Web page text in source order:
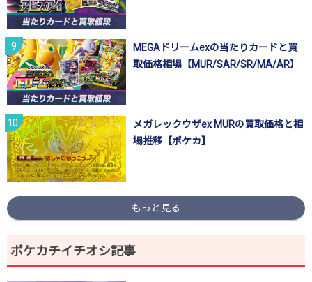
MEGAドリームexの当たりカードと買
取価格相場【MUR/SAR/SR/MA/AR】
メガレックウザex MURの買取価格と相
場推移【ポケカ】
もっと見る
ポケカチイチオシ記事